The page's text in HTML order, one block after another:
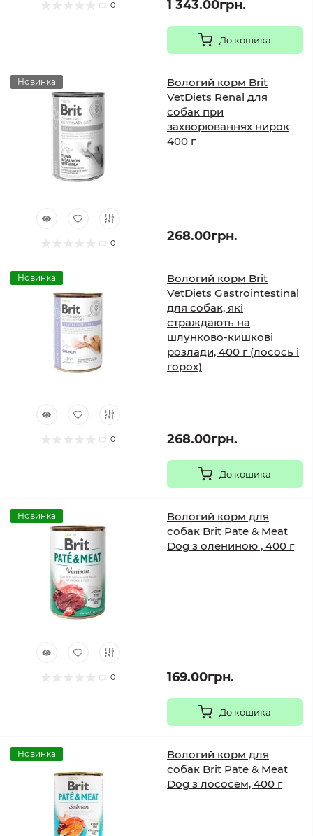
0 1 343.00грн.
До кошика
Новинка
0
Вологий корм Brit
VetDiets Renal для
собак при
захворюваннях нирок
400 г
268.00грн.
Новинка
0
Вологий корм Brit
VetDiets Gastrointestinal
для собак, які
страждають на
шлунково-кишкові
розлади, 400 г (лосось і
горох)
268.00грн.
До кошика
Новинка
0
Вологий корм для
собак Brit Pate & Meat
Dog з олениною , 400 г
169.00грн.
До кошика
Новинка
Вологий корм для
собак Brit Pate & Meat
Dog з лососем, 400 г